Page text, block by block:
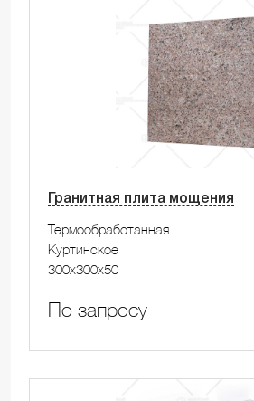
Гранитная плита мощения
Термообработанная
Куртинское
300x300x50
По запросу